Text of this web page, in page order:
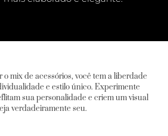
o mix de acessórios, você tem a liberdade
e estilo único. Experimente
sua personalidade e criem um visual
verdadeiramente seu.